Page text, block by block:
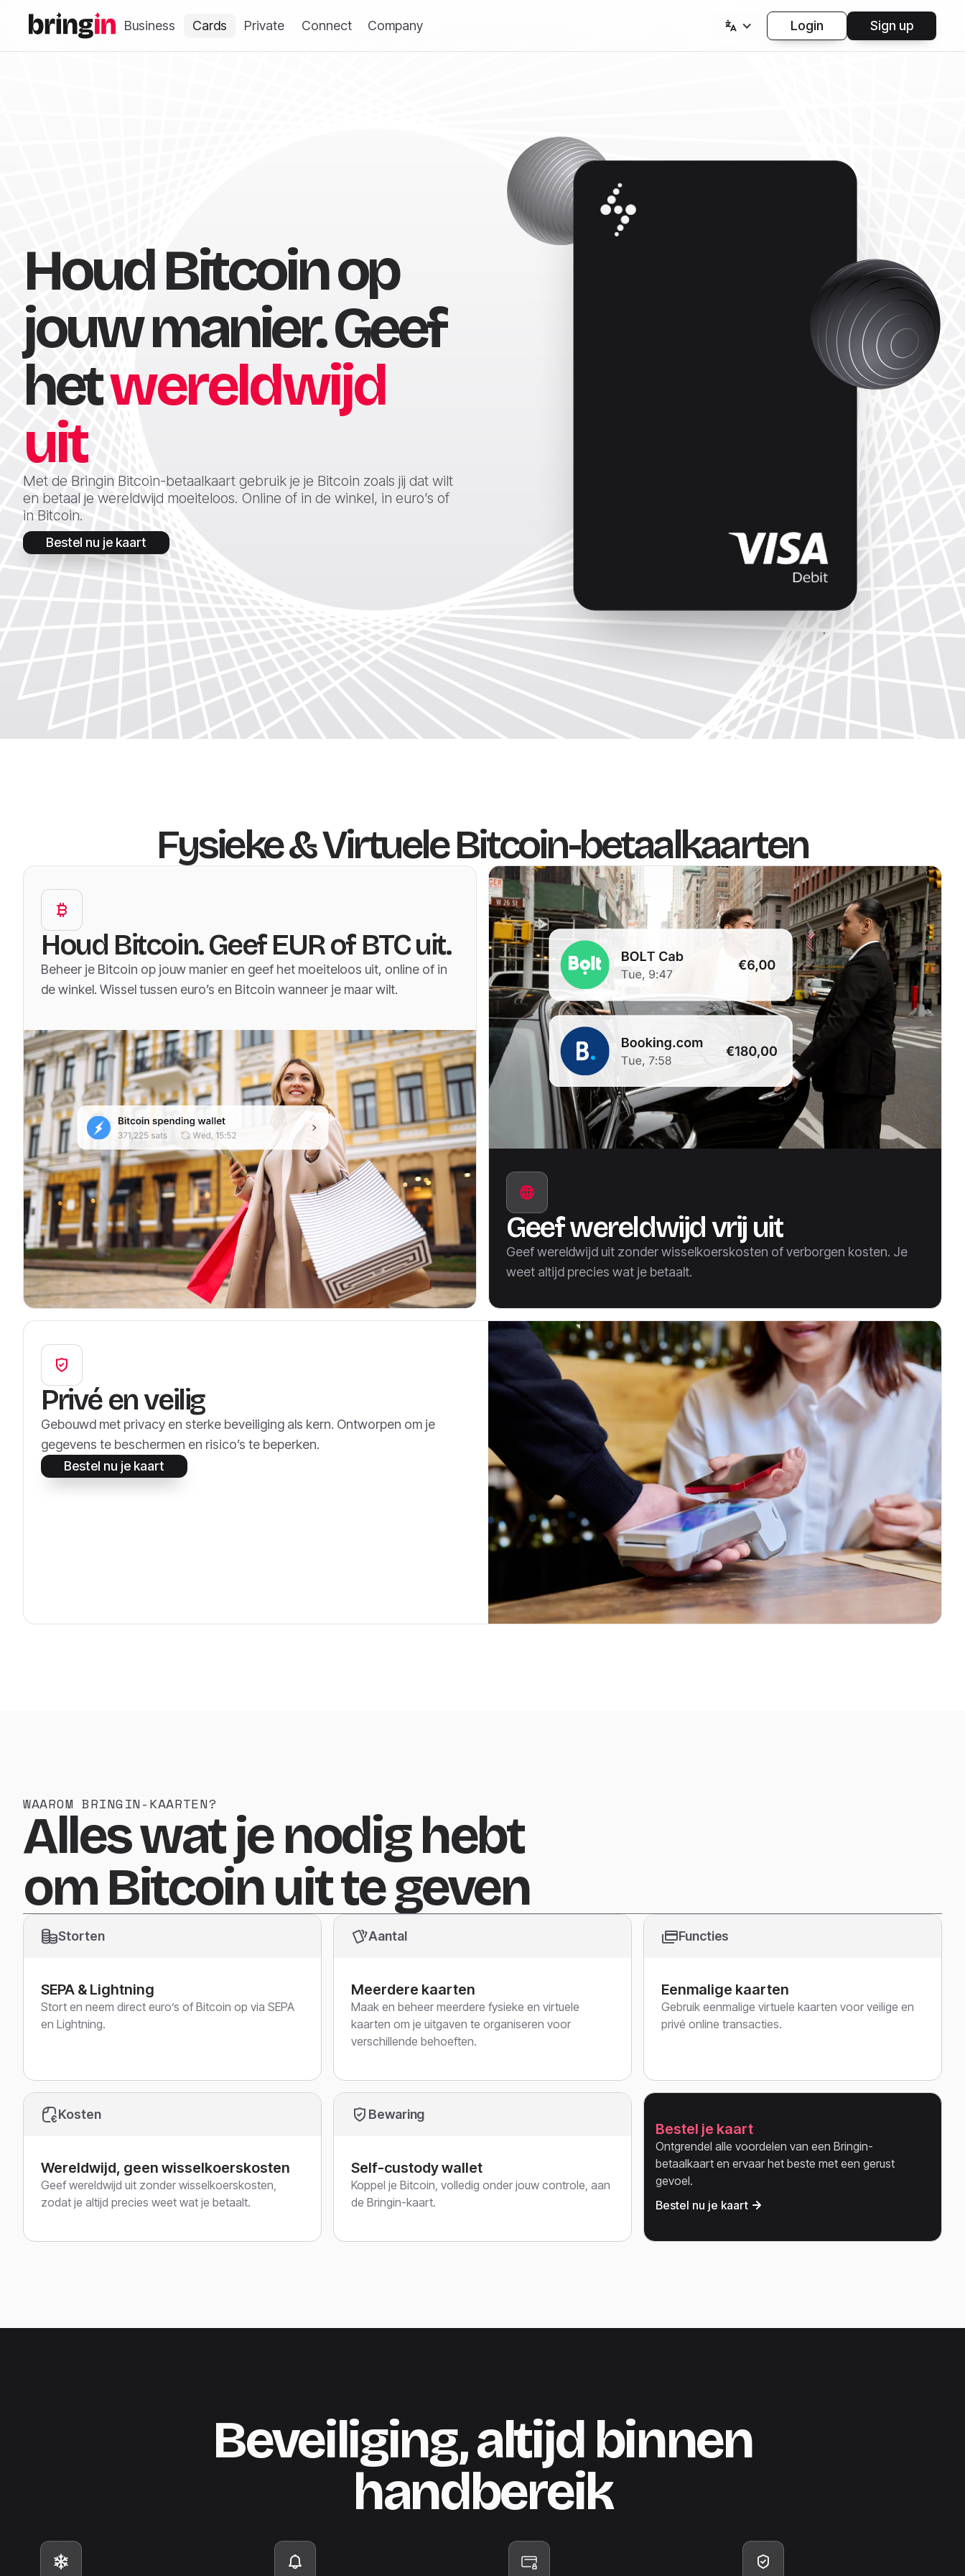
Business Cards Private Connect Company Login Sign up
Houd Bitcoin op
jouw manier. Geef
hetwereldwijd
uit
Met de Bringin Bitcoin-betaalkaart gebruik je je Bitcoin zoals jij dat wilt
en betaal je wereldwijd moeiteloos. Online of in de winkel, in euro’s of
in Bitcoin.
Bestel nu je kaart
Fysieke & Virtuele Bitcoin-betaalkaarten
Houd Bitcoin. Geef EUR of BTC uit.
Beheer je Bitcoin op jouw manier en geef het moeiteloos uit, online of in
de winkel. Wissel tussen euro’s en Bitcoin wanneer je maar wilt.
Geef wereldwijd vrij uit
Geef wereldwijd uit zonder wisselkoerskosten of verborgen kosten. Je
weet altijd precies wat je betaalt.
Privé en veilig
Gebouwd met privacy en sterke beveiliging als kern. Ontworpen om je
gegevens te beschermen en risico’s te beperken.
Bestel nu je kaart
WAAROM BRINGIN-KAARTEN?
Alles wat je nodig hebt
om Bitcoin uit te geven
Storten
SEPA & Lightning
Stort en neem direct euro’s of Bitcoin op via SEPA
en Lightning.
Aantal
Meerdere kaarten
Maak en beheer meerdere fysieke en virtuele
kaarten om je uitgaven te organiseren voor
verschillende behoeften.
Functies
Eenmalige kaarten
Gebruik eenmalige virtuele kaarten voor veilige en
privé online transacties.
Kosten
Wereldwijd, geen wisselkoerskosten
Geef wereldwijd uit zonder wisselkoerskosten,
zodat je altijd precies weet wat je betaalt.
Bewaring
Self-custody wallet
Koppel je Bitcoin, volledig onder jouw controle, aan
de Bringin-kaart.
Bestel je kaart
Ontgrendel alle voordelen van een Bringin-
betaalkaart en ervaar het beste met een gerust
gevoel.
Bestel nu je kaart
Beveiliging, altijd binnen
handbereik